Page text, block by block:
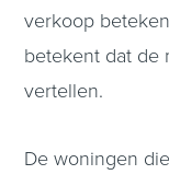
verkoop
betekent dat de
vertellen.
De woningen